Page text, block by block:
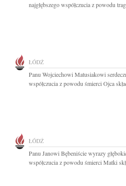
najgłębszego współczucia z powodu
ŁÓDŹ
Panu Wojciechowi Matusiakowi
współczucia z powodu śmierci Ojca
ŁÓDŹ
Panu Janowi Bębeniście wyrazy
współczucia z powodu śmierci Matki